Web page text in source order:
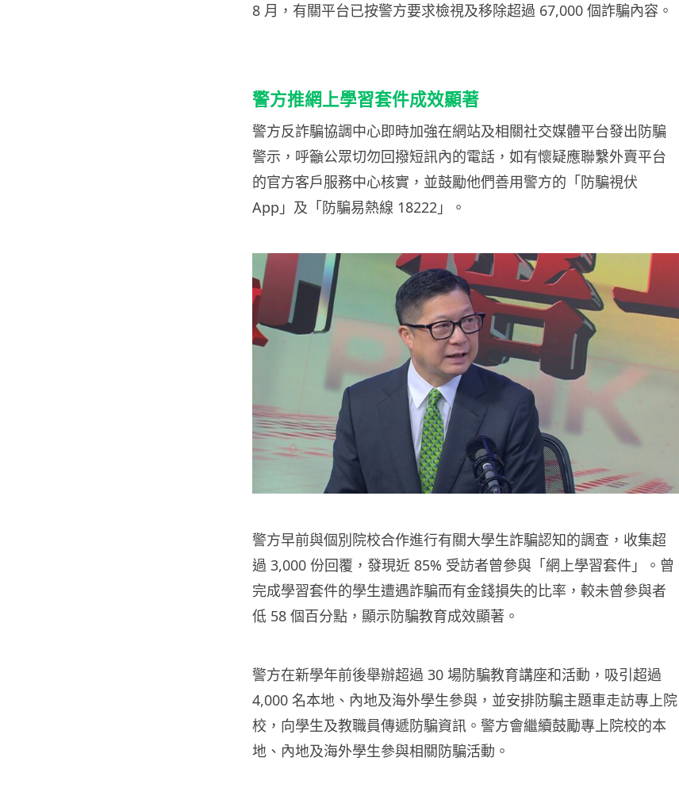
8 月，有關平台已按警方要求檢視及移除超過 67,000 個詐騙內容。
警方推網上學習套件成效顯著
警方反詐騙協調中心即時加強在網站及相關社交媒體平台發出防騙
警示，呼籲公眾切勿回撥短訊內的電話，如有懷疑應聯繫外賣平台
的官方客戶服務中心核實，並鼓勵他們善用警方的「防騙視伏
App」及「防騙易熱線 18222」。
警方早前與個別院校合作進行有關大學生詐騙認知的調查，收集超
過 3,000 份回覆，發現近 85% 受訪者曾參與「網上學習套件」。曾
完成學習套件的學生遭遇詐騙而有金錢損失的比率，較未曾參與者
低 58 個百分點，顯示防騙教育成效顯著。
警方在新學年前後舉辦超過 30 場防騙教育講座和活動，吸引超過
4,000 名本地、內地及海外學生參與，並安排防騙主題車走訪專上院
校，向學生及教職員傳遞防騙資訊。警方會繼續鼓勵專上院校的本
地、內地及海外學生參與相關防騙活動。